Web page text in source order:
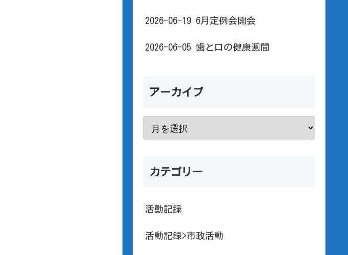
2026-06-19 6月定例会開会
2026-06-05 歯と口の健康週間
アーカイブ
カテゴリー
活動記録
活動記録>市政活動